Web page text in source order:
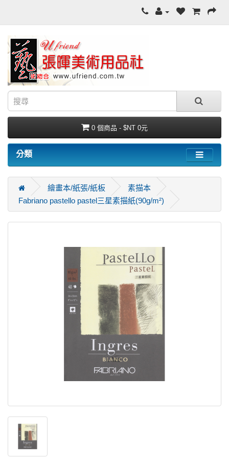
0 個商品 - $NT 0元
分類
繪畫本/紙張/紙板
素描本
Fabriano pastello pastel三星素描紙(90g/m²)